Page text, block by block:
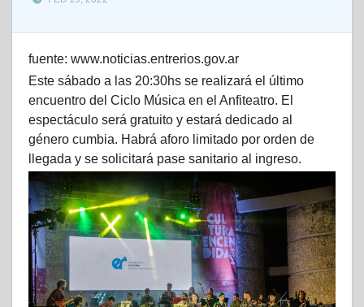
fuente: www.noticias.entrerios.gov.ar
Este sábado a las 20:30hs se realizará el último
encuentro del Ciclo Música en el Anfiteatro. El
espectáculo será gratuito y estará dedicado al
género cumbia. Habrá aforo limitado por orden de
llegada y se solicitará pase sanitario al ingreso.